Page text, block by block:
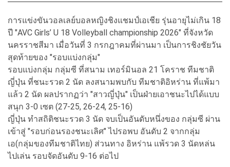
การแข่งขันวอลเลย์บอลหญิงชิงแชมป์เอเชีย รุ่นอายุไม่เกิน 18
ปี "AVC Girls’ U 18 Volleyball championship 2026" ที่จังหวัด
นครราชสีมา เมื่อวันที่ 3 กรกฎาคมที่ผ่านมา เป็นการชิงชัยวัน
สุดท้ายของ "รอบแบ่งกลุ่ม"
รอบแบ่งกลุ่ม กลุ่มซี ที่สนาม เทอร์มินอล 21 โคราช ทีมชาติ
ญี่ปุ่น ที่ชนะรวด 2 นัด ลงสนามพบกับ ทีมชาติอิหร่าน ที่แพ้มา
แล้ว 2 นัด ผลปรากฏว่า "สาวญี่ปุ่น" เป็นฝ่ายเอาชนะไปได้แบบ
สนุก 3-0 เซต (27-25, 26-24, 25-16)
ญี่ปุ่น ทำสถิติชนะรวด 3 นัด จบเป็นอันดับหนึ่งของ กลุ่มซี ผ่าน
เข้าสู่ "รอบก่อนรองชนะเลิศ" ไปรอพบ อันดับ 2 จากกลุ่ม
เอ(กลุ่มของทีมชาติไทย) ส่วนทาง อิหร่าน แพ้รวด 3 นัดหล่น
ไปเล่น รอบจัดอันดับ 9-16 ต่อไป